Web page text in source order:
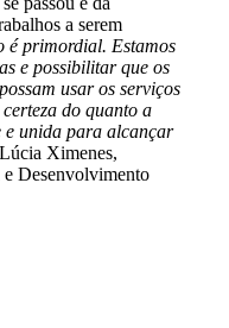
a serem
é primordial. Estamos
e possibilitar que os
usar os serviços
do quanto a
e unida para alcançar
Ximenes,
e Desenvolvimento